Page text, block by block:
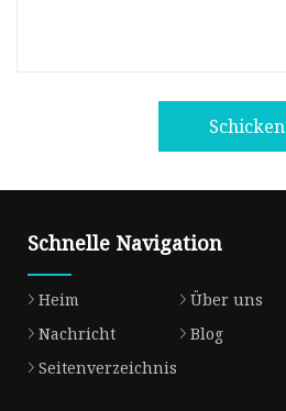
Schicken
Schnelle Navigation
Heim Über uns
Nachricht
Blog
Seitenverzeichnis